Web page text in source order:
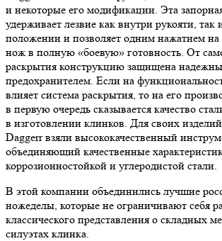
и некоторые его модификации. Эта
удерживает лезвие как внутри рукояти, так
положении и позволяет одним нажатием
нож в полную «боевую» готовность. От
раскрытия конструкцию защищена
предохранителем. Если на
влияет система раскрытия, то на его
в первую очередь сказывается качество
в изготовлении клинков. Для своих
Daggerr взяли высококачественный
объединяющий качественные
коррозионностойкой и углеродистой стали.
В этой компании объединились лучшие
ножеделы, которые не ограничивают себя
классического представления о складных
силуэтах клинка.